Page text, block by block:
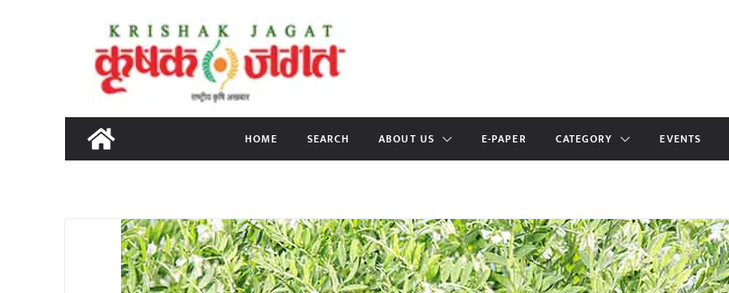
content
HOME SEARCH ABOUT US E-PAPER CATEGORY EVENTS